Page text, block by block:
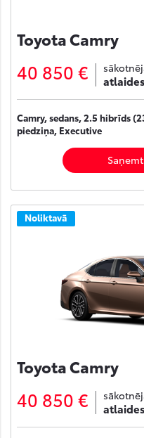
Toyota Camry
40 850 €
Camry, sedans, 2.5 hibrīds
piedziņa, Executive
Noliktavā
Toyota Camry
40 850 €